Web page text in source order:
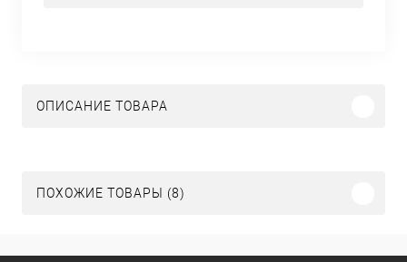
ОПИСАНИЕ ТОВАРА
ПОХОЖИЕ ТОВАРЫ (8)